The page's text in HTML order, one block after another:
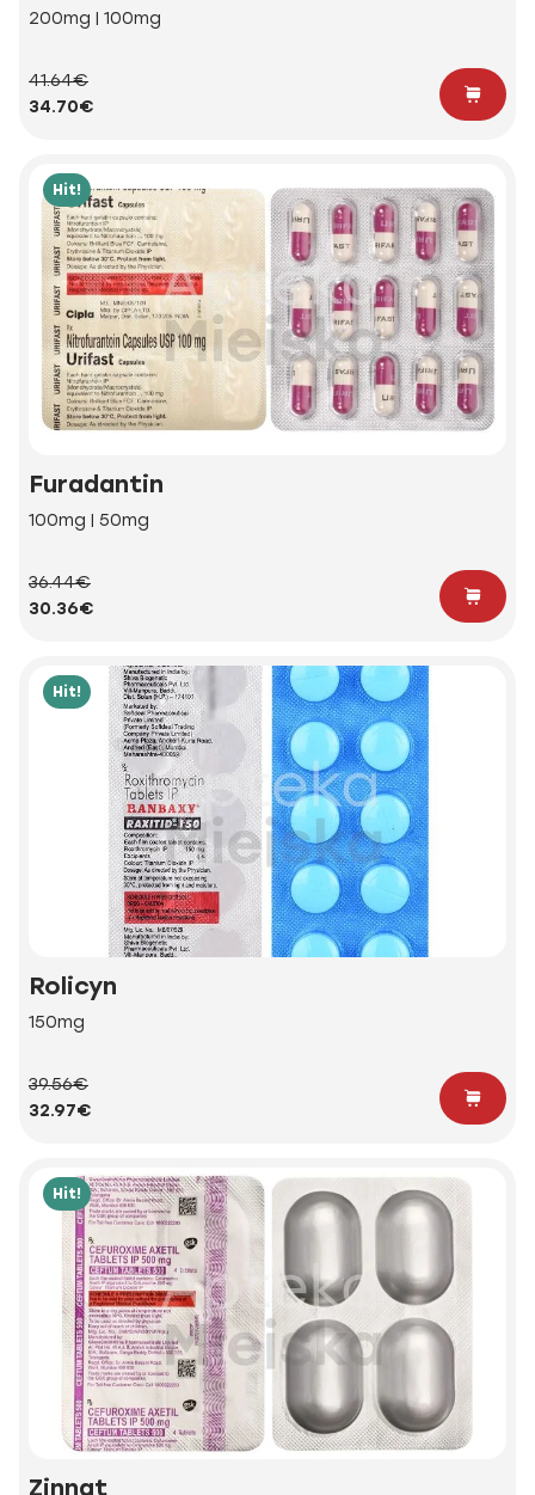
200mg | 100mg
41.64€
34.70€
Hit!
Furadantin
100mg | 50mg
36.44€
30.36€
Hit!
Rolicyn
150mg
39.56€
32.97€
Hit!
Zinnat